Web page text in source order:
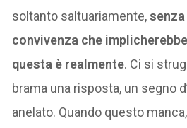
soltanto saltuariamente,
convivenza che
questa è realmente. Ci si
brama una risposta, un segno
anelato. Quando questo